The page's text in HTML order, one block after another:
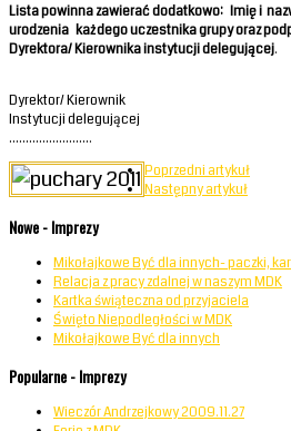
Lista powinna zawierać dodatkowo: Imię i
urodzenia każdego uczestnika grupy oraz
Dyrektora/ Kierownika instytucji delegującej.
Dyrektor/ Kierownik
Instytucji delegującej
…………………….
Poprzedni artykuł
Następny artykuł
Nowe - Imprezy
Mikołajkowe Być dla innych- paczki,
Relacja z pracy zdalnej w naszym MDK
Kartka świąteczna od przyjaciela
Święto Niepodległości w MDK
Mikołajkowe Być dla innych
Popularne - Imprezy
Wieczór Andrzejkowy 2009.11.27